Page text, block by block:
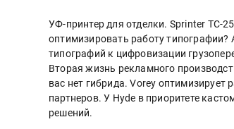
УФ-принтер для отделки. Sprinter ТС-
оптимизировать работу типографии?
типографий к цифровизации
Вторая жизнь рекламного
вас нет гибрида. Vorey оптимизирует
партнеров. У Hyde в приоритете
решений.